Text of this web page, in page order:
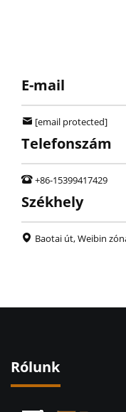
E-mail
[email protected]
Telefonszám
+86-15399417429
Székhely
Baotai út, Weibin
Rólunk